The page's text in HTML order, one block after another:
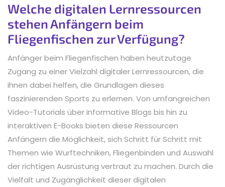
Welche digitalen Lernressourcen
stehen Anfängern beim
Fliegenfischen zur Verfügung?
Anfänger beim Fliegenfischen haben heutzutage
Zugang zu einer Vielzahl digitaler Lernressourcen, die
ihnen dabei helfen, die Grundlagen dieses
faszinierenden Sports zu erlernen. Von umfangreichen
Video-Tutorials über informative Blogs bis hin zu
interaktiven E-Books bieten diese Ressourcen
Anfängern die Möglichkeit, sich Schritt für Schritt mit
Themen wie Wurftechniken, Fliegenbinden und Auswahl
der richtigen Ausrüstung vertraut zu machen. Durch die
Vielfalt und Zugänglichkeit dieser digitalen